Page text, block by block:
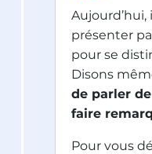
présenter
pour se
Disons
de parler
faire
Pour vous